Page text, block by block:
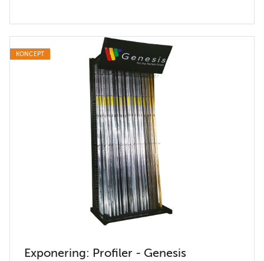
KONCEPT
Exponering: Profiler - Genesis